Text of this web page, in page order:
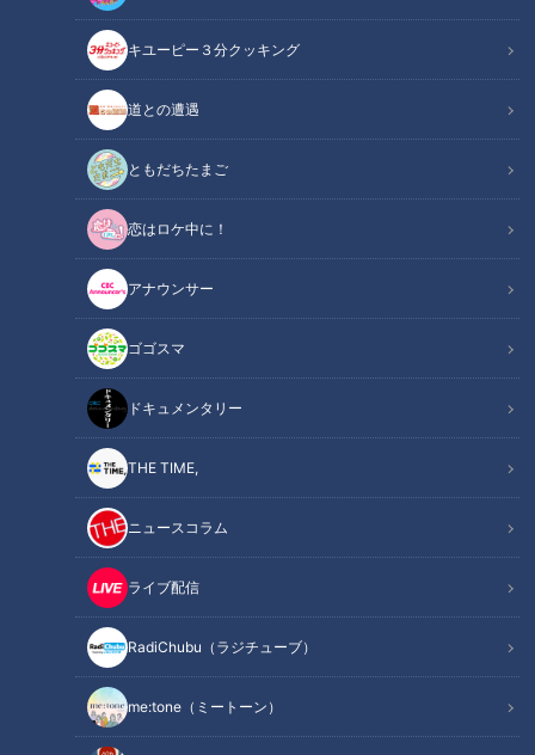
キユーピー３分クッキング
道との遭遇
ともだちたまご
恋はロケ中に！
アナウンサー
ゴゴスマ
ドキュメンタリー
THE TIME,
ニュースコラム
ライブ配信
RadiChubu（ラジチューブ）
me:tone（ミートーン）
newsX
newsX特集記事
物価高の中、米の価格高騰が家計を圧迫しています。食料支援
の現場では今、何が起きているのでしょうか？
（若狭敬一アナウンサー）
「訪れたのはセカンドハーベスト名古屋。今まさにパンが運ば
れてきました。毎日運ばれてくるんですか？」
（セカンドハーベスト名古屋 松岡篤史理事）
「山崎製パンさんは毎日頂いています」